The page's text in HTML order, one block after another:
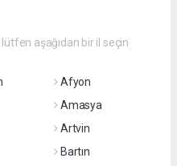
aşağıdan bir il seçin
Afyon
Amasya
Artvin
Bartın